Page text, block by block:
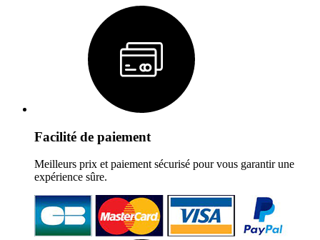
Facilité de paiement
Meilleurs prix et paiement sécurisé pour vous garantir une
expérience sûre.